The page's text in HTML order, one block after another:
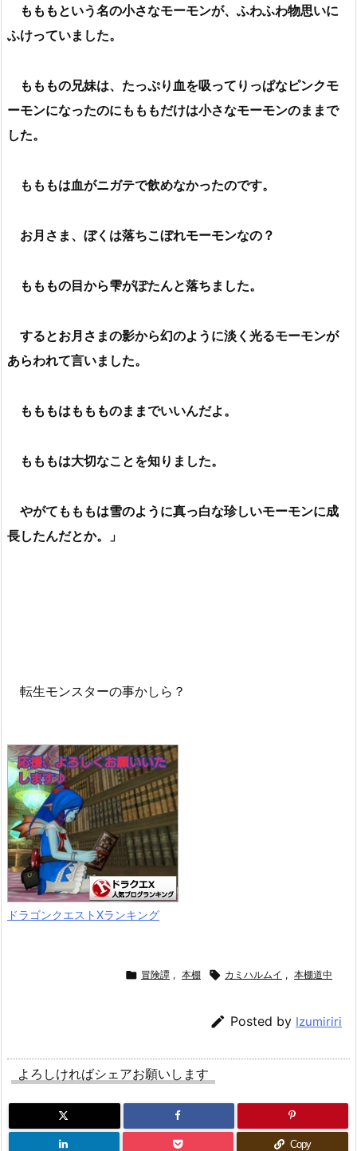
もももという名の小さなモーモンが、ふわふわ物思いに
ふけっていました。
もももの兄妹は、たっぷり血を吸ってりっぱなピンクモ
ーモンになったのにもももだけは小さなモーモンのままで
した。
もももは血がニガテで飲めなかったのです。
お月さま、ぼくは落ちこぼれモーモンなの？
もももの目から雫がぽたんと落ちました。
するとお月さまの影から幻のように淡く光るモーモンが
あらわれて言いました。
もももはももものままでいいんだよ。
もももは大切なことを知りました。
やがてもももは雪のように真っ白な珍しいモーモンに成
長したんだとか。」
転生モンスターの事かしら？
ドラゴンクエストXランキング
 冒険譚 , 本棚  カミハルムイ , 本棚道中
 Posted by Izumiriri
よろしければシェアお願いします
Copy